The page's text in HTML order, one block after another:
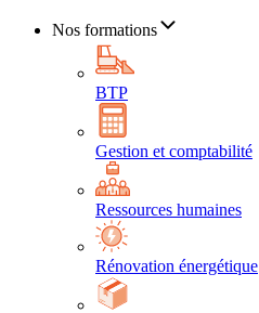
Nos formations
BTP
Gestion et comptabilité
Ressources humaines
Rénovation énergétique